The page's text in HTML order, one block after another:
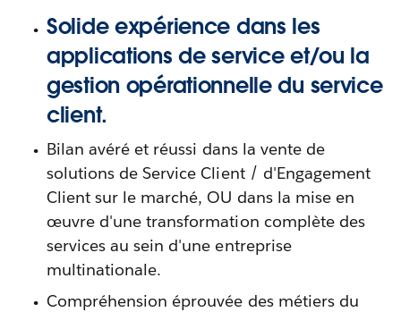
Solide expérience dans les
applications de service et/ou la
gestion opérationnelle du service
client.
Bilan avéré et réussi dans la vente de
solutions de Service Client / d'Engagement
Client sur le marché, OU dans la mise en
œuvre d'une transformation complète des
services au sein d'une entreprise
multinationale.
Compréhension éprouvée des métiers du